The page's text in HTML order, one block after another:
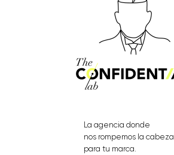
La agencia donde
nos rompemos la cabeza
para tu marca.